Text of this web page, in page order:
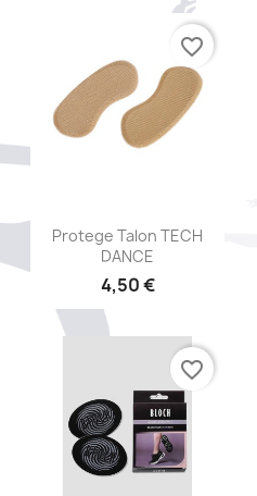
Aperçu rapide
Protege Talon TECH
DANCE
4,50 €
favorite_border
favorite_border